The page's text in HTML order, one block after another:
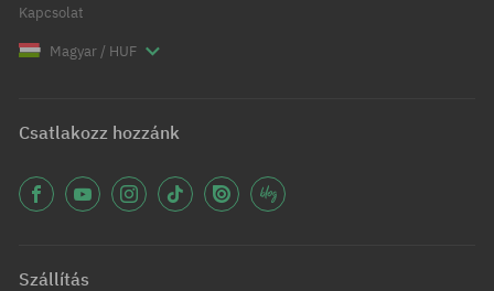
Kapcsolat
Magyar / HUF
Csatlakozz hozzánk
Szállítás